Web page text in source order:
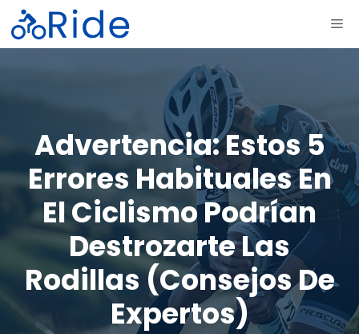
Saltar
contenido
Advertencia: Estos 5
Errores Habituales En
El Ciclismo Podrían
Destrozarte Las
Rodillas (consejos De
Expertos)